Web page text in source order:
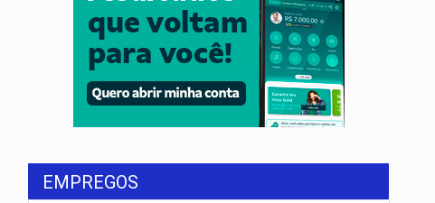
EMPREGOS